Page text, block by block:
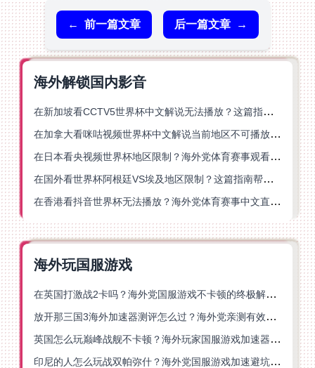
← 前一篇文章 后一篇文章 →
海外解锁国内影音
在新加坡看CCTV5世界杯中文解说无法播放？这篇指南帮你解锁海外体育直播自由
在加拿大看咪咕视频世界杯中文解说当前地区不可播放？这篇指南帮你一键解决
在日本看央视频世界杯地区限制？海外党体育赛事观看终极指南
在国外看世界杯阿根廷VS埃及地区限制？这篇指南帮你搞定中文直播+解说
在香港看抖音世界杯无法播放？海外党体育赛事中文直播终极指南
海外玩国服游戏
在英国打激战2卡吗？海外党国服游戏不卡顿的终极解决方案
放开那三国3海外加速器测评怎么过？海外党亲测有效的国服游戏加速指南
英国怎么玩巅峰战舰不卡顿？海外玩家国服游戏加速器终极指南
印尼的人怎么玩战双帕弥什？海外党国服游戏加速避坑指南